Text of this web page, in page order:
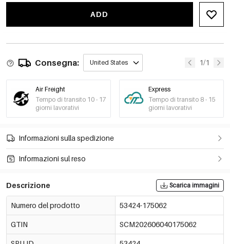
ADD
Consegna: United States 1/1
Air Freight
Tempo di transito 10 - 17
giorni lavorativi
Express
Tempo di transito 8 - 15
giorni lavorativi
Informazioni sulla spedizione
Informazioni sul reso
Descrizione Scarica immagini
Numero del prodotto 53424-175062
GTIN SCM202606040175062